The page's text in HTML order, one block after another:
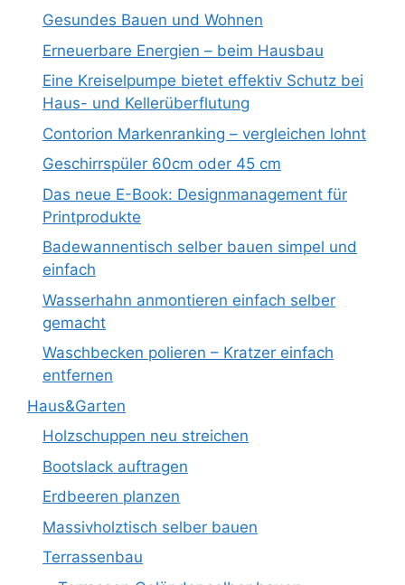
Gesundes Bauen und Wohnen
Erneuerbare Energien – beim Hausbau
Eine Kreiselpumpe bietet effektiv Schutz bei
Haus- und Kellerüberflutung
Contorion Markenranking – vergleichen lohnt
Geschirrspüler 60cm oder 45 cm
Das neue E-Book: Designmanagement für
Printprodukte
Badewannentisch selber bauen simpel und
einfach
Wasserhahn anmontieren einfach selber
gemacht
Waschbecken polieren – Kratzer einfach
entfernen
Haus&Garten
Holzschuppen neu streichen
Bootslack auftragen
Erdbeeren planzen
Massivholztisch selber bauen
Terrassenbau